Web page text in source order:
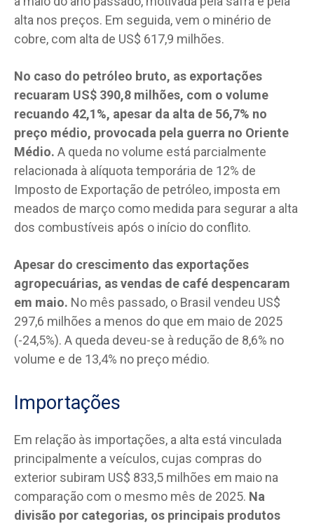
alta nos preços. Em seguida, vem o minério de
cobre, com alta de US$ 617,9 milhões.
No caso do petróleo bruto, as exportações
recuaram US$ 390,8 milhões, com o volume
recuando 42,1%, apesar da alta de 56,7% no
preço médio, provocada pela guerra no Oriente
Médio. A queda no volume está parcialmente
relacionada à alíquota temporária de 12% de
Imposto de Exportação de petróleo, imposta em
meados de março como medida para segurar a alta
dos combustíveis após o início do conflito.
Apesar do crescimento das exportações
agropecuárias, as vendas de café despencaram
em maio. No mês passado, o Brasil vendeu US$
297,6 milhões a menos do que em maio de 2025
(-24,5%). A queda deveu-se à redução de 8,6% no
volume e de 13,4% no preço médio.
Importações
Em relação às importações, a alta está vinculada
principalmente a veículos, cujas compras do
exterior subiram US$ 833,5 milhões em maio na
comparação com o mesmo mês de 2025. Na
divisão por categorias, os principais produtos